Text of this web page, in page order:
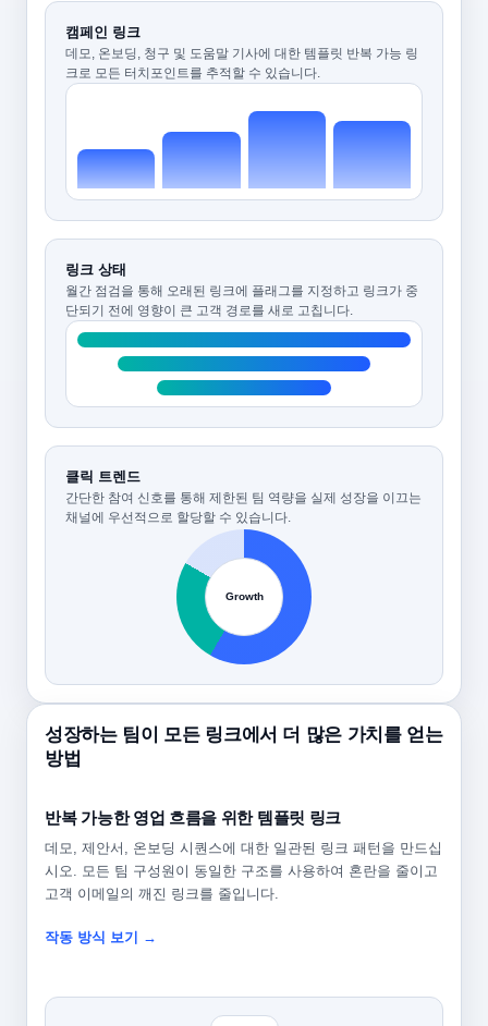
캠페인 링크
데모, 온보딩, 청구 및 도움말 기사에 대한 템플릿 반복 가능 링
크로 모든 터치포인트를 추적할 수 있습니다.
링크 상태
월간 점검을 통해 오래된 링크에 플래그를 지정하고 링크가 중
단되기 전에 영향이 큰 고객 경로를 새로 고칩니다.
클릭 트렌드
간단한 참여 신호를 통해 제한된 팀 역량을 실제 성장을 이끄는
채널에 우선적으로 할당할 수 있습니다.
Growth
성장하는 팀이 모든 링크에서 더 많은 가치를 얻는
방법
반복 가능한 영업 흐름을 위한 템플릿 링크
데모, 제안서, 온보딩 시퀀스에 대한 일관된 링크 패턴을 만드십
시오. 모든 팀 구성원이 동일한 구조를 사용하여 혼란을 줄이고
고객 이메일의 깨진 링크를 줄입니다.
작동 방식 보기 →